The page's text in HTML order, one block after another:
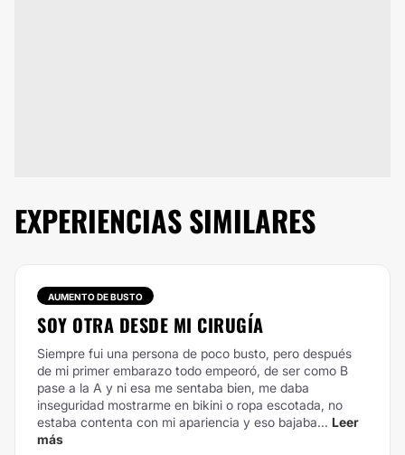
EXPERIENCIAS SIMILARES
AUMENTO DE BUSTO
SOY OTRA DESDE MI CIRUGÍA
Siempre fui una persona de poco busto, pero después
de mi primer embarazo todo empeoró, de ser como B
pase a la A y ni esa me sentaba bien, me daba
inseguridad mostrarme en bikini o ropa escotada, no
estaba contenta con mi apariencia y eso bajaba... Leer
más